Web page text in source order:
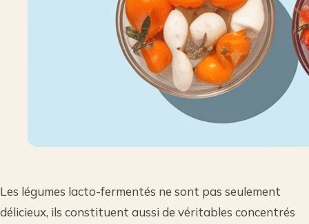
Les légumes lacto-fermentés ne sont pas seulement
délicieux, ils constituent aussi de véritables concentrés